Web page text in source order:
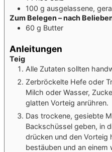
100 g ausgelassene,
Zum Belegen – nach
60 g Butter
Anleitungen
Teig
Alle Zutaten sollten
Zerbröckelte Hefe oder
Milch oder Wasser,
glatten Vorteig anrühren.
Das trockene, gesiebte
Backschüssel geben, in
drücken und den Vorteig
bestäuben und an einem